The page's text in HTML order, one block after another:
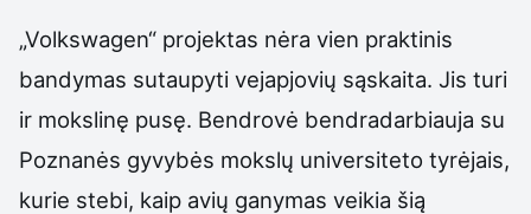
„Volkswagen“ projektas nėra vien praktinis
bandymas sutaupyti vejapjovių sąskaita. Jis turi
ir mokslinę pusę. Bendrovė bendradarbiauja su
Poznanės gyvybės mokslų universiteto tyrėjais,
kurie stebi, kaip avių ganymas veikia šią